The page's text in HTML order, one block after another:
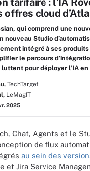
tarifaire : l’IA
offres cloud
qui comprend une
nouveau Studio
intégré à ses produits
le parcours
pour déployer l’IA en
TechTarget
LeMagIT
2025
Chat, Agents et le
de flux
au sein des
et Jira Service